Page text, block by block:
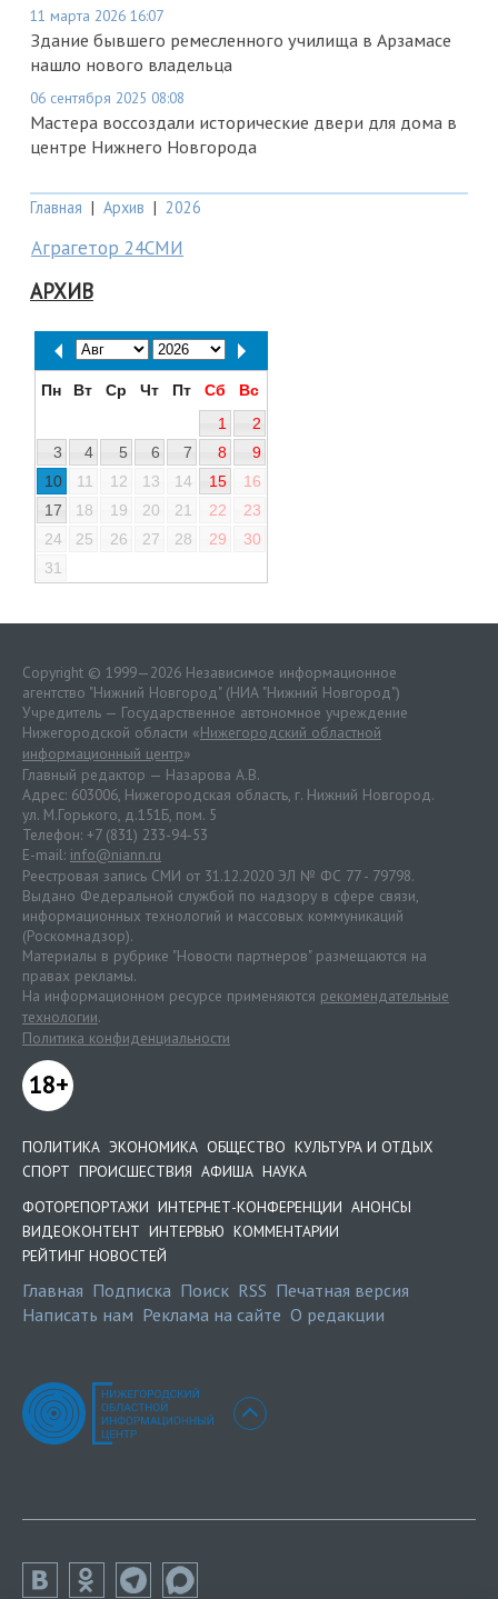
11 марта 2026 16:07
Здание бывшего ремесленного училища в Арзамасе
нашло нового владельца
06 сентября 2025 08:08
Мастера воссоздали исторические двери для дома в
центре Нижнего Новгорода
Главная | Архив | 2026
Аграгетор 24СМИ
АРХИВ
Пн Вт Ср Чт Пт Сб
Вс
1
2
3
4 5 6 7 8
9
10
11 12 13 14 15
16
17
18 19 20 21 22
23
24
25 26 27 28 29
30
31
Copyright © 1999—2026 Независимое информационное
агентство "Нижний Новгород" (НИА "Нижний Новгород")
Учредитель — Государственное автономное учреждение
Нижегородской области «Нижегородский областной
информационный центр»
Главный редактор — Назарова А.В.
Адрес: 603006, Нижегородская область, г. Нижний Новгород.
ул. М.Горького, д.151Б, пом. 5
Телефон: +7 (831) 233-94-53
E-mail: info@niann.ru
Реестровая запись СМИ от 31.12.2020 ЭЛ № ФС 77 - 79798.
Выдано Федеральной службой по надзору в сфере связи,
информационных технологий и массовых коммуникаций
(Роскомнадзор).
Материалы в рубрике "Новости партнеров" размещаются на
правах рекламы.
На информационном ресурсе применяются рекомендательные
технологии.
Политика конфиденциальности
18+
ПОЛИТИКА ЭКОНОМИКА ОБЩЕСТВО КУЛЬТУРА И ОТДЫХ
СПОРТ ПРОИСШЕСТВИЯ АФИША НАУКА
ФОТОРЕПОРТАЖИ ИНТЕРНЕТ-КОНФЕРЕНЦИИ АНОНСЫ
ВИДЕОКОНТЕНТ ИНТЕРВЬЮ КОММЕНТАРИИ
РЕЙТИНГ НОВОСТЕЙ
Главная Подписка Поиск RSS Печатная версия
Написать нам Реклама на сайте О редакции